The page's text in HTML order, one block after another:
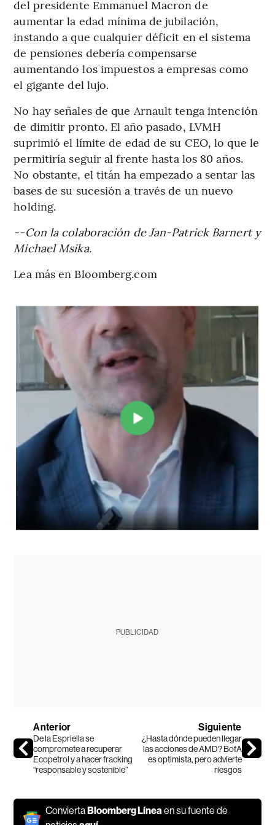
del presidente Emmanuel Macron de
aumentar la edad mínima de jubilación,
instando a que cualquier déficit en el sistema
de pensiones debería compensarse
aumentando los impuestos a empresas como
el gigante del lujo.
No hay señales de que Arnault tenga intención
de dimitir pronto. El año pasado, LVMH
suprimió el límite de edad de su CEO, lo que le
permitiría seguir al frente hasta los 80 años.
No obstante, el titán ha empezado a sentar las
bases de su sucesión a través de un nuevo
holding.
--Con la colaboración de Jan-Patrick Barnert y
Michael Msika.
Lea más en Bloomberg.com
PUBLICIDAD
Anterior
De la Espriella se
compromete a recuperar
Ecopetrol y a hacer fracking
“responsable y sostenible”
Siguiente
¿Hasta dónde pueden llegar
las acciones de AMD? BofA
es optimista, pero advierte
riesgos
Convierta Bloomberg Líneaen su fuente de